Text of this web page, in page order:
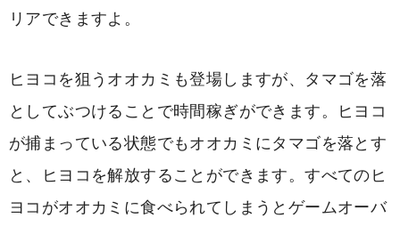
リアできますよ。
ヒヨコを狙うオオカミも登場しますが、タマゴを落
としてぶつけることで時間稼ぎができます。ヒヨコ
が捕まっている状態でもオオカミにタマゴを落とす
と、ヒヨコを解放することができます。すべてのヒ
ヨコがオオカミに食べられてしまうとゲームオーバ